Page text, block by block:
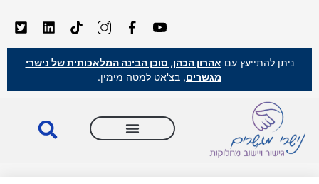
ניתן להתייעץ עם אהרון הכהן, סוכן הבינה המלאכותית של נישרי
מגשרים, בצ'אט למטה מימין.